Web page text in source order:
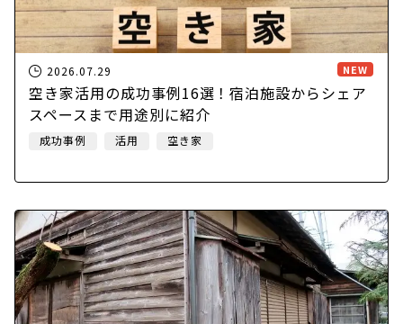
NEW
2026.07.29
空き家活用の成功事例16選！宿泊施設からシェア
スペースまで用途別に紹介
成功事例 活用 空き家